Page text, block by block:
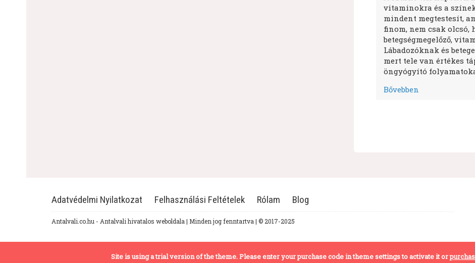
vitaminokra és a
mindent megtestesít,
finom, nem csak
betegségmegelőző,
Lábadozóknak és
mert tele van értékes
öngyógyító
Bővebben
Adatvédelmi Nyilatkozat Felhasználási Feltételek Rólam Blog
Antalvali.co.hu - Antalvali hivatalos weboldala | Minden jog fenntartva | © 2017-2025
Site is using a trial version of the theme. Please enter your purchase code in theme settings to activate it or